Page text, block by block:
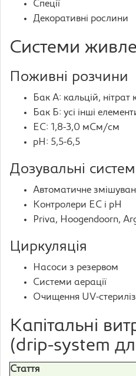
Спеції
Декоративні рослини
Системи
Поживні розчини
Бак А: кальцій, нітрат
Бак Б: усі інші
EC: 1,8-3,0 мСм/см
pH: 5,5-6,5
Дозувальні
Автоматичне
Контролери EC і pH
Priva, Hoogendoorn,
Циркуляція
Насоси з резервом
Системи аерації
Очищення UV-
Капітальні
(drip-system
Стаття